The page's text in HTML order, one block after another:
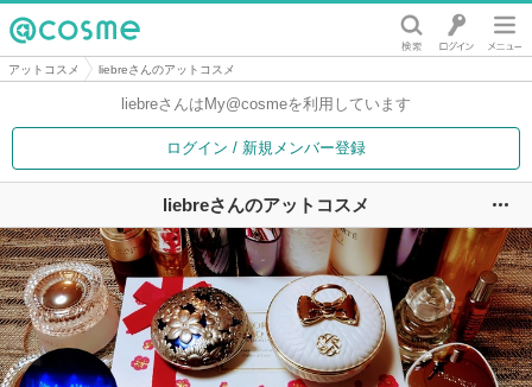
@cosme
アットコスメ liebreさんのアットコスメ
liebreさんは My@cosmeを利用しています
ログイン / 新規メンバー登録
liebreさんのアットコスメ